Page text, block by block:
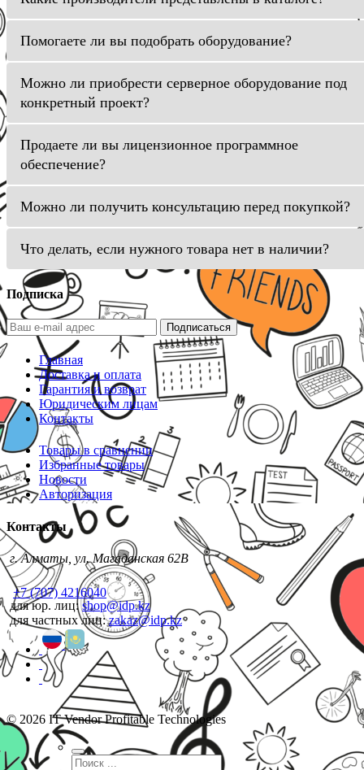
Помогаете ли вы подобрать оборудование?
Можно ли приобрести серверное оборудование под
конкретный проект?
Продаете ли вы лицензионное программное
обеспечение?
Можно ли получить консультацию перед покупкой?
Что делать, если нужного товара нет в наличии?
Подписка
Подписаться
Главная
Доставка и оплата
Гарантия и возврат
Юридическим лицам
Контакты
Товары в сравнении
Избранные товары
Новости
Авторизация
Контакты
г. Алматы, ул. Магаданская 62В
+7 (707) 4216040
для юр. лиц:shop@idp.kz
для частных лиц:zakaz@idp.kz
© 2026 IT Vendor Profitable Technologies